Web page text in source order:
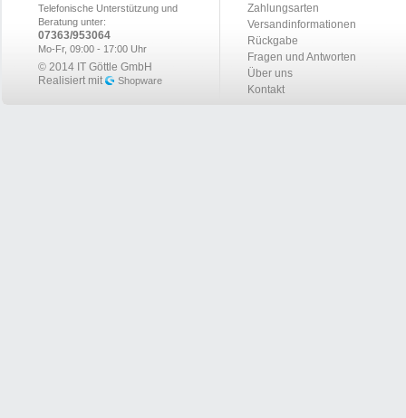
Telefonische Unterstützung und
Beratung unter:
07363/953064
Mo-Fr, 09:00 - 17:00 Uhr
© 2014 IT Göttle GmbH
Realisiert mit
Shopware
Zahlungsarten
Versandinformationen
Rückgabe
Fragen und Antworten
Über uns
Kontakt